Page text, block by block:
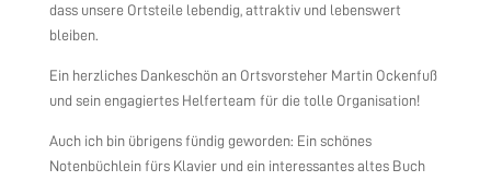
dass unsere Ortsteile lebendig, attraktiv und lebenswert
bleiben.
Ein herzliches Dankeschön an Ortsvorsteher Martin Ockenfuß
und sein engagiertes Helferteam für die tolle Organisation!
Auch ich bin übrigens fündig geworden: Ein schönes
Notenbüchlein fürs Klavier und ein interessantes altes Buch